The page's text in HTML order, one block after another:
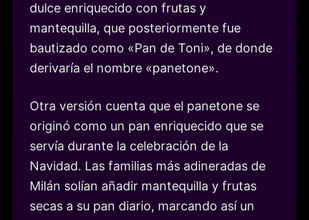
dulce enriquecido con frutas y
mantequilla, que posteriormente fue
bautizado como «Pan de Toni», de donde
derivaría el nombre «panetone».
Otra versión cuenta que el panetone se
originó como un pan enriquecido que se
servía durante la celebración de la
Navidad. Las familias más adineradas de
Milán solían añadir mantequilla y frutas
secas a su pan diario, marcando así un